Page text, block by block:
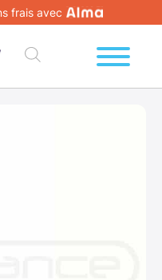
frais avec